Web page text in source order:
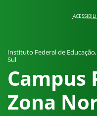
Instituto Federal de
Sul
Campus
Zona